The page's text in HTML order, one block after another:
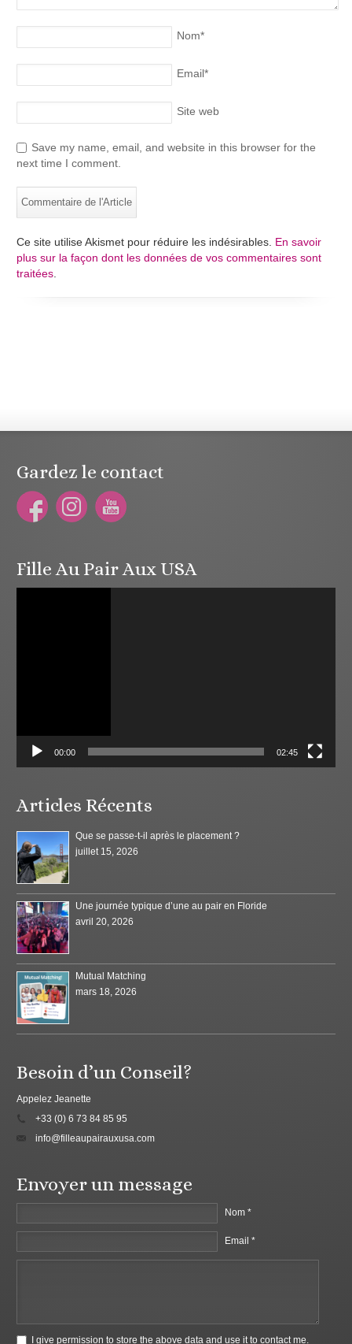
Nom*
Email*
Site web
Save my name, email, and website in this browser for the
next time I comment.
Ce site utilise Akismet pour réduire les indésirables. En savoir
plus sur la façon dont les données de vos commentaires sont
traitées
Gardez le contact
Fille Au Pair Aux USA
00:00 02:45
Articles Récents
Que se passe-t-il après le placement ?
juillet 15, 2026
Une journée typique d’une au pair en Floride
avril 20, 2026
Mutual Matching
mars 18, 2026
Besoin d’un Conseil?
Appelez Jeanette
+33 (0) 6 73 84 85 95
info@filleaupairauxusa.com
Envoyer un message
Nom *
Email *
I give permission to store the above data and use it to contact me.